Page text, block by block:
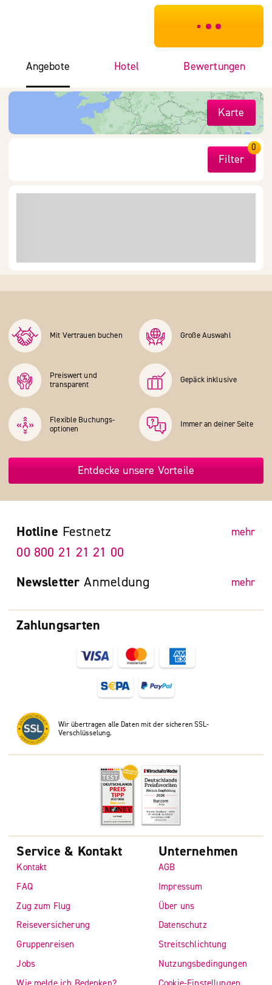
***************
Angebote Hotel Bewertungen
Karte
Filter
0
Mit Vertrauen buchen Große Auswahl
Preiswert und
transparent
Gepäck inklusive
Flexible Buchungs­
optionen
Immer an deiner Seite
Entdecke unsere Vorteile
Zahlungsarten
Wir übertragen alle Daten mit der sicheren SSL-
Verschlüsselung.
Hotline Festnetz mehr
00 800 21 21 21 00
Newsletter Anmeldung mehr
Service & Kontakt
Kontakt
FAQ
Zug zum Flug
Reiseversicherung
Gruppenreisen
Jobs
Unternehmen
AGB
Impressum
Über uns
Datenschutz
Streitschlichtung
Nutzungsbedingungen